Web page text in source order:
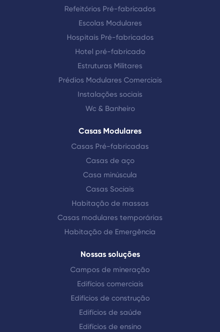
Refeitórios Pré-fabricados
Escolas Modulares
Hospitais Pré-fabricados
Hotel pré-fabricado
Estruturas Militares
Prédios Modulares Comerciais
Instalações sociais
Wc & Banheiro
Casas Modulares
Casas Pré-fabricadas
Casas de aço
Casa minúscula
Casas Sociais
Habitação de massas
Casas modulares temporárias
Habitação de Emergência
Nossas soluções
Campos de mineração
Edifícios comerciais
Edifícios de construção
Edifícios de saúde
Edifícios de ensino